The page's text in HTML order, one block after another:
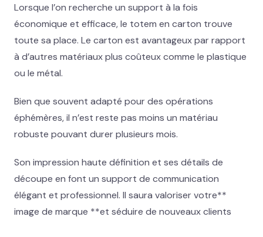
Lorsque l’on recherche un support à la fois
économique et efficace, le totem en carton trouve
toute sa place. Le carton est avantageux par rapport
à d’autres matériaux plus coûteux comme le plastique
ou le métal.
Bien que souvent adapté pour des opérations
éphémères, il n’est reste pas moins un matériau
robuste pouvant durer plusieurs mois.
Son impression haute définition et ses détails de
découpe en font un support de communication
élégant et professionnel. Il saura valoriser votre**
image de marque **et séduire de nouveaux clients